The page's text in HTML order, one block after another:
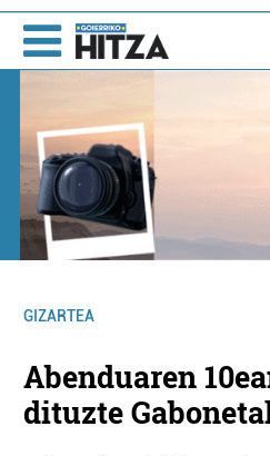
GIZARTEA
Abenduaren
dituzte